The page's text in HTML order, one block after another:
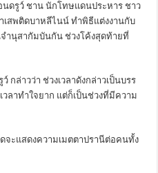
นดรูว์ ชาน นักโทษแดนประหาร ชาว
เสพติดบาหลีไนน์ ทำพิธีแต่งงานกับ
จำนุสากัมบันกัน ช่วงโค้งสุดท้ายที่
กล่าวว่า ช่วงเวลาดังกล่าวเป็นบรร
ลาทำใจยาก แต่ก็เป็นช่วงที่มีความ
จะแสดงความเมตตาปรานีต่อคนทั้ง